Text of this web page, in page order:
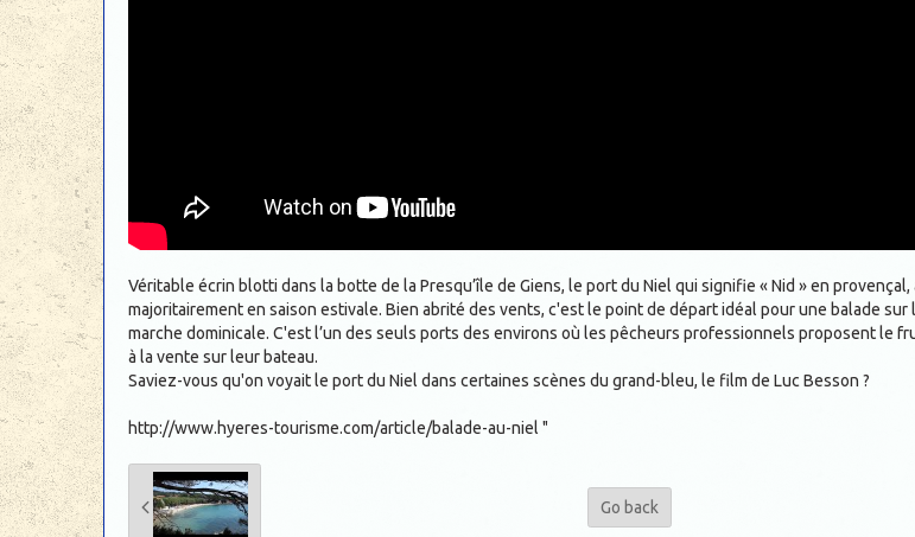
Véritable écrin blotti dans la botte de la Presqu’île de Giens, le port du Niel qui signifie « Nid » en
majoritairement en saison estivale. Bien abrité des vents, c'est le point de départ idéal pour une balade
marche dominicale. C'est l’un des seuls ports des environs où les pêcheurs professionnels proposent le
à la vente sur leur bateau.
Saviez-vous qu'on voyait le port du Niel dans certaines scènes du grand-bleu, le film de Luc Besson ?
http://www.hyeres-tourisme.com/article/balade-au-niel "
Go back